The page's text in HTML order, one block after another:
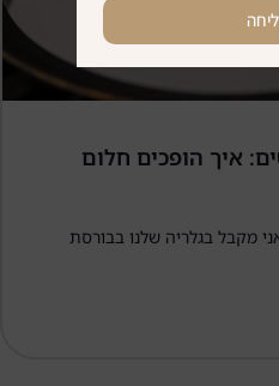
איך הופכים חלום
מקבל בגלריה שלנו בבורסת